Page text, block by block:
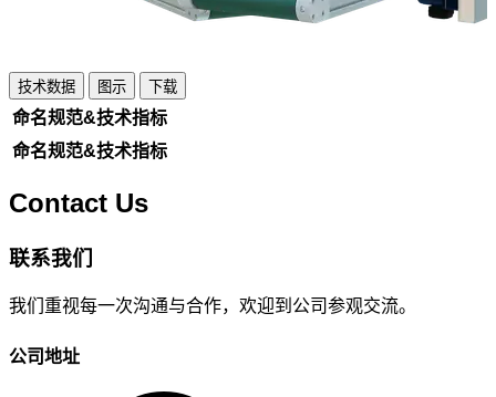
技术数据 图示 下载
命名规范&技术指标
命名规范&技术指标
Contact Us
联系我们
我们重视每一次沟通与合作，欢迎到公司参观交流。
公司地址